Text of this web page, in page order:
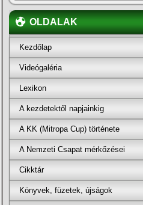
OLDALAK
Kezdőlap
Videógaléria
Lexikon
A kezdetektől napjainkig
A KK (Mitropa Cup) története
A Nemzeti Csapat mérkőzései
Cikktár
Könyvek, füzetek, újságok